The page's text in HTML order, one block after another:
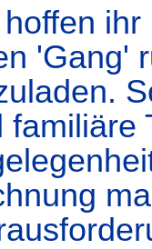
'Gang'
familiäre